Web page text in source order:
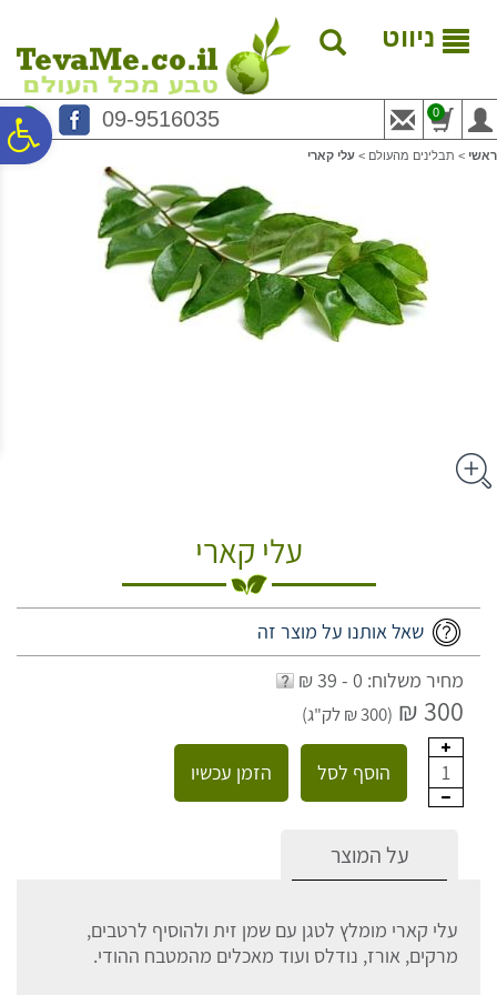
נגישות
המרכזי
ניווט
09-9516035 0
ראשי > תבלינים מהעולם > עלי קארי
עלי קארי
שאל אותנו על מוצר זה
מחיר משלוח: 0 - 39 ₪
300 ₪ (300 ₪ לק"ג)
1 הוסף לסל הזמן עכשיו
על המוצר
עלי קארי מומלץ לטגן עם שמן זית ולהוסיף לרטבים,
מרקים, אורז, נודלס ועוד מאכלים מהמטבח ההודי.